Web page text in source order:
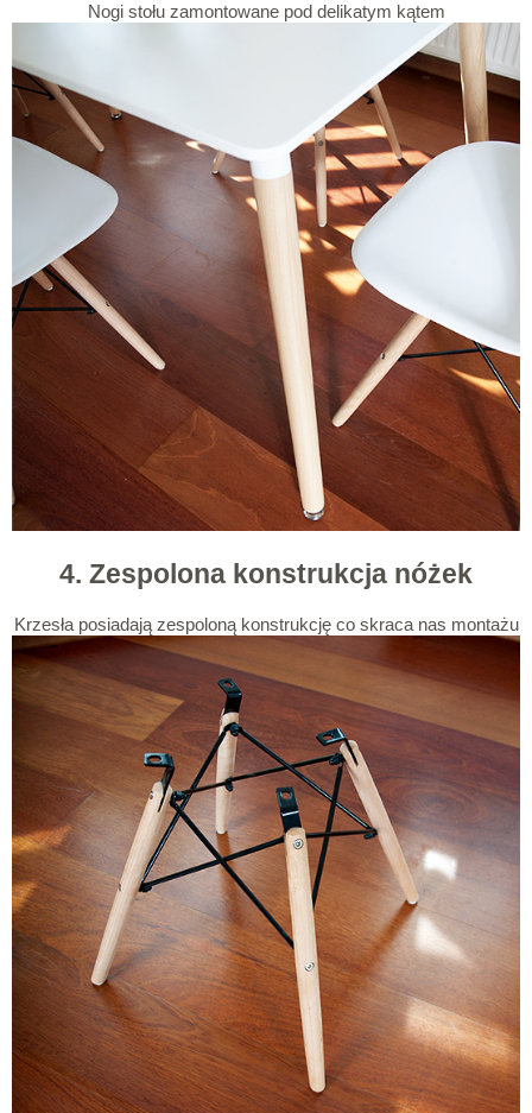
Nogi stołu zamontowane pod delikatym kątem
4. Zespolona konstrukcja nóżek
Krzesła posiadają zespoloną konstrukcję co skraca nas montażu